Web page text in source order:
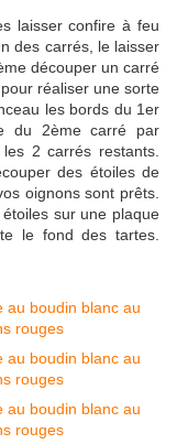
laisser confire à feu
des carrés, le laisser
découper un carré
réaliser une sorte
les bords du 1er
du 2ème carré par
2 carrés restants.
des étoiles de
oignons sont prêts.
sur une plaque
le fond des tartes.